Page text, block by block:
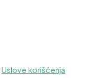
Uslove korišćenja